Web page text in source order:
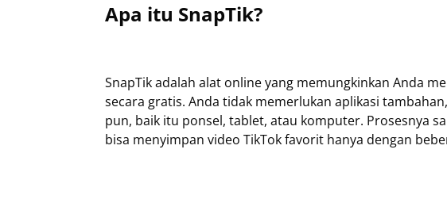
Apa itu SnapTik?
SnapTik adalah alat online yang memungkinkan Anda
secara gratis. Anda tidak memerlukan aplikasi
pun, baik itu ponsel, tablet, atau komputer. Prosesnya
bisa menyimpan video TikTok favorit hanya dengan